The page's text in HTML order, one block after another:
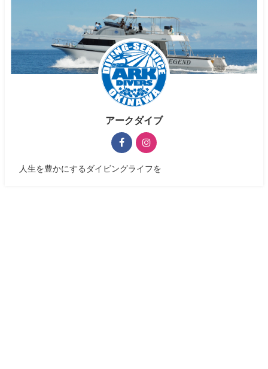
アークダイブ
人生を豊かにするダイビングライフを